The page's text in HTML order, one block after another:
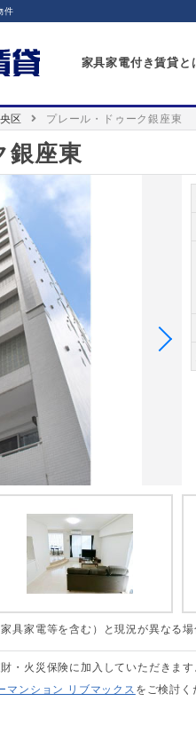
件
家具家電付き賃貸と
区 プレール・ドゥーク銀座東
銀座東
具家電等を含む）と現況が異なる場
・火災保険に加入していただきます
マンション リブマックス をご検討く